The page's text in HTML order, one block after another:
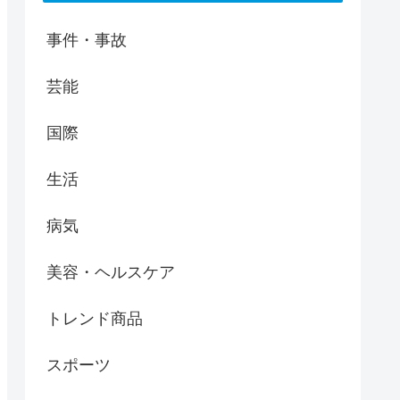
事件・事故
芸能
国際
生活
病気
美容・ヘルスケア
トレンド商品
スポーツ